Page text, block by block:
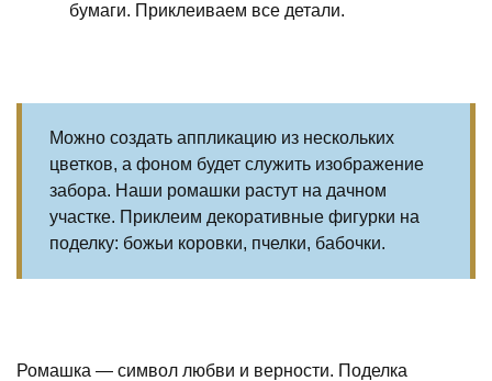
бумаги. Приклеиваем все детали.
Можно создать аппликацию из нескольких
цветков, а фоном будет служить изображение
забора. Наши ромашки растут на дачном
участке. Приклеим декоративные фигурки на
поделку: божьи коровки, пчелки, бабочки.
Ромашка — символ любви и верности. Поделка